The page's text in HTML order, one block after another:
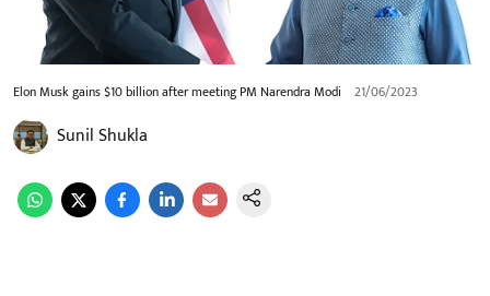
Elon Musk gains $10 billion after meeting PM Narendra Modi 21/06/2023
Sunil Shukla